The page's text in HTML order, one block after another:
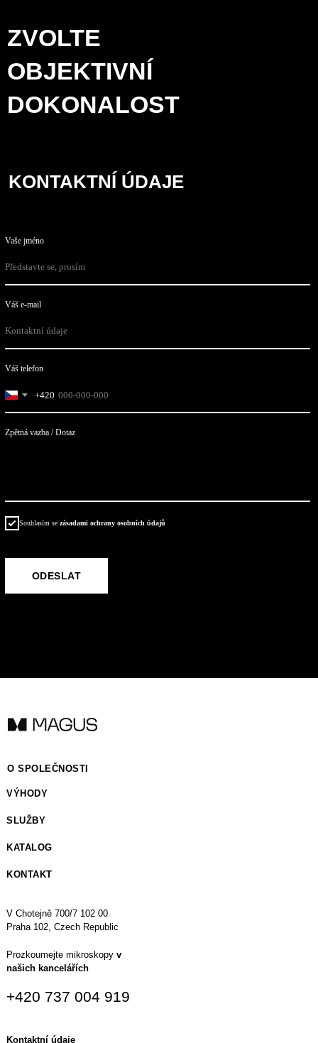
ZVOLTE
OBJEKTIVNÍ
DOKONALOST
Vaše jméno
Váš e-mail
Váš telefon
+420
Zpětná vazba / Dotaz
Souhlasím se zásadami ochrany osobních údajů
ODESLAT
KONTAKTNÍ ÚDAJE
O SPOLEČNOSTI
VÝHODY
KATALOG
KONTAKT
Prozkoumejte mikroskopy v
našich kancelářích
V Chotejně 700/7 102 00
Praha 102, Czech Republic
+420 737 004 919
Kontaktní údaje
SLUŽBY